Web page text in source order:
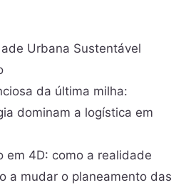
Urbana Sustentável
da última milha:
dominam a logística em
em 4D: como a realidade
a mudar o planeamento das